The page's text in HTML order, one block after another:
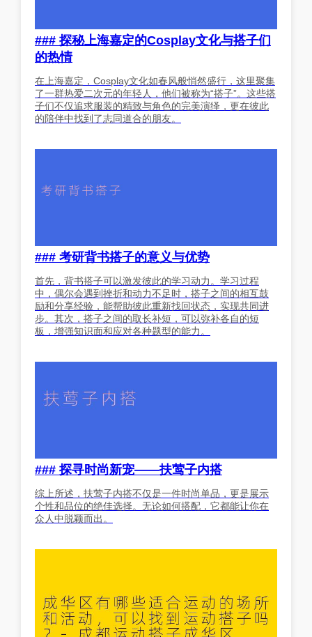
### 探秘上海嘉定的Cosplay文化与搭子们
的热情
在上海嘉定，Cosplay文化如春风般悄然盛行，这里聚集
了一群热爱二次元的年轻人，他们被称为“搭子”。这些搭
子们不仅追求服装的精致与角色的完美演绎，更在彼此
的陪伴中找到了志同道合的朋友。
### 考研背书搭子的意义与优势
首先，背书搭子可以激发彼此的学习动力。学习过程
中，偶尔会遇到挫折和动力不足时，搭子之间的相互鼓
励和分享经验，能帮助彼此重新找回状态，实现共同进
步。其次，搭子之间的取长补短，可以弥补各自的短
板，增强知识面和应对各种题型的能力。
### 探寻时尚新宠——扶莺子内搭
综上所述，扶莺子内搭不仅是一件时尚单品，更是展示
个性和品位的绝佳选择。无论如何搭配，它都能让你在
众人中脱颖而出。